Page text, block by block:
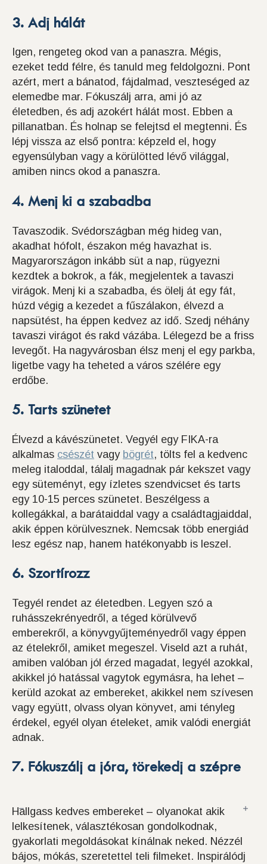
3. Adj hálát
Igen, rengeteg okod van a panaszra. Mégis,
ezeket tedd félre, és tanuld meg feldolgozni. Pont
azért, mert a bánatod, fájdalmad, veszteséged az
elemedbe mar. Fókuszálj arra, ami jó az
életedben, és adj azokért hálát most. Ebben a
pillanatban. És holnap se felejtsd el megtenni. És
lépj vissza az első pontra: képzeld el, hogy
egyensúlyban vagy a körülötted lévő világgal,
amiben nincs okod a panaszra.
4. Menj ki a szabadba
Tavaszodik. Svédországban még hideg van,
akadhat hófolt, északon még havazhat is.
Magyarországon inkább süt a nap, rügyezni
kezdtek a bokrok, a fák, megjelentek a tavaszi
virágok. Menj ki a szabadba, és ölelj át egy fát,
húzd végig a kezedet a fűszálakon, élvezd a
napsütést, ha éppen kedvez az idő. Szedj néhány
tavaszi virágot és rakd vázába. Lélegezd be a friss
levegőt. Ha nagyvárosban élsz menj el egy parkba,
ligetbe vagy ha teheted a város szélére egy
erdőbe.
5. Tarts szünetet
Élvezd a kávészünetet. Vegyél egy FIKA-ra
alkalmas csészét vagy bögrét, tölts fel a kedvenc
meleg italoddal, tálalj magadnak pár kekszet vagy
egy süteményt, egy ízletes szendvicset és tarts
egy 10-15 perces szünetet. Beszélgess a
kollegákkal, a barátaiddal vagy a családtagjaiddal,
akik éppen körülvesznek. Nemcsak több energiád
lesz egész nap, hanem hatékonyabb is leszel.
6. Szortírozz
Tegyél rendet az életedben. Legyen szó a
ruhásszekrényedről, a téged körülvevő
emberekről, a könyvgyűjteményedről vagy éppen
az ételekről, amiket megeszel. Viseld azt a ruhát,
amiben valóban jól érzed magadat, legyél azokkal,
akikkel jó hatással vagytok egymásra, ha lehet –
kerüld azokat az embereket, akikkel nem szívesen
vagy együtt, olvass olyan könyvet, ami tényleg
érdekel, egyél olyan ételeket, amik valódi energiát
adnak.
7. Fókuszálj a jóra, törekedj a szépre
Hallgass kedves embereket – olyanokat akik
lelkesítenek, választékosan gondolkodnak,
gyakorlati megoldásokat kínálnak neked. Nézzél
bájos, mókás, szeretettel teli filmeket. Inspirálódj